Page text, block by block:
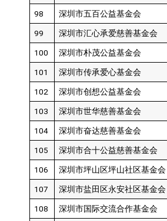
98 深圳市五百公益基金会
99 深圳市汇心承爱慈善基金会
100 深圳市朴茂公益基金会
101 深圳市传承爱心基金会
102 深圳市创想公益基金会
103 深圳市世华慈善基金会
104 深圳市奋达慈善基金会
105 深圳市合十公益慈善基金会
106 深圳市坪山区坪山社区基金会
107 深圳市盐田区永安社区基金会
108 深圳市国际交流合作基金会